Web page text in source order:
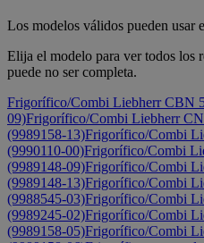
Los modelos válidos pueden usar
Elija el modelo para ver todos los
puede no ser completa.
Frigorífico/Combi Liebherr CBN
09)Frigorífico/Combi Liebherr
(9989158-13)Frigorífico/Combi
(9990110-00)Frigorífico/Combi
(9989148-09)Frigorífico/Combi
(9989148-13)Frigorífico/Combi
(9988545-03)Frigorífico/Combi
(9989245-02)Frigorífico/Combi
(9989158-05)Frigorífico/Combi